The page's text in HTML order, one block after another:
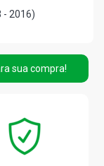
- 2016)
(2015 -
sua compra!